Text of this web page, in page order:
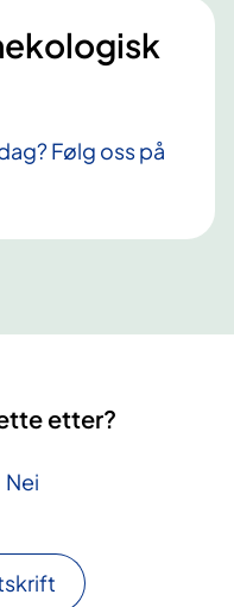
Følg oss på
etter?
Nei